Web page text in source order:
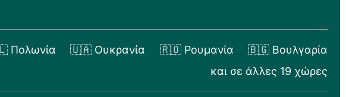
Πολωνία 🇺🇦 Ουκρανία 🇷🇴 Ρουμανία
🇧🇬 Βουλγαρία
και σε άλλες 19 χώρες